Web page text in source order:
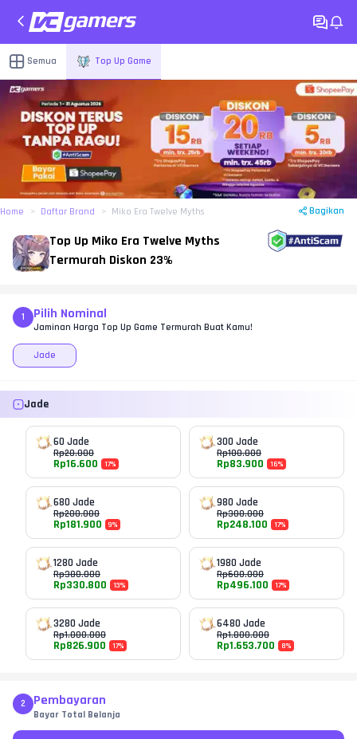
Semua Top Up Game
Home Daftar Brand Miko Era Twelve Myths Bagikan
Top Up Miko Era Twelve Myths
Termurah Diskon 23%
1 Pilih Nominal
Jaminan Harga Top Up Game Termurah Buat Kamu!
Jade
Jade
60 Jade
Rp20.000
Rp16.600 17%
300 Jade
Rp100.000
Rp83.900 16%
680 Jade
Rp200.000
Rp181.900 9%
980 Jade
Rp300.000
Rp248.100 17%
1280 Jade
Rp380.000
Rp330.800 13%
1980 Jade
Rp600.000
Rp496.100 17%
3280 Jade
Rp1.000.000
Rp826.900 17%
6480 Jade
Rp1.800.000
Rp1.653.700 8%
2 Pembayaran
Bayar Total Belanja